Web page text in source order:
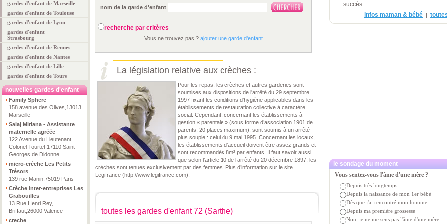
gardes d'enfant de Marseille
gardes d'enfant de Toulouse
gardes d'enfant de Lyon
gardes d'enfant
Strasbourg
gardes d'enfant de Rennes
gardes d'enfant de Nantes
gardes d'enfant de Lille
gardes d'enfant de Tours
nouvelles gardes d'enfant
Family Sphere
158 avenue des Olives,13013
Marseille
Salaj Miriana - Assistante
maternelle agréée
122 Avenue du Lieutenant
Colonel Tourtet,17110 Saint
Georges de Didonne
micro-crèche Les Petits
Trésors
139 rue Manin,75019 Paris
Crèche inter-entreprises Les
Grabouilles
13 Rue Henri Rey,
Briffaut,26000 Valence
creche
nom de la garde d'enfant
recherche par critères
Vous ne trouvez pas ? ajouter une garde d'enfant
La législation relative aux crèches :
Pour les repas, les crèches et autres garderies sont
soumises aux dispositions de l'arrêté du 29 septembre
1997 fixant les conditions d'hygiène applicables dans les
établissements de restauration collective à caractère
social. Cependant, concernant les établissements à
gestion « parentale » (sous forme d’association 1901 de
parents, 20 places maximum), sont soumis à un arrêté
plus souple : celui du 9 mai 1995. Concernant les locaux,
les établissements d’accueil doivent être assez grands et
sont recommandés 8m² par enfants. Il faut savoir aussi
que selon l’article 10 de l’arrêté du 20 décembre 1897, les
crèches sont tenues exclusivement par des femmes. Plus d’information sur le site
Legifrance (http://www.legifrance.com).
toutes les gardes d'enfant 72 (Sarthe)
succès
infos maman & bébé |
le sondage du moment
Vous sentez-vous l'âme d'une mère ?
Depuis très longtemps
Depuis la naissance de mon 1er bébé
Dès que j'ai rencontré mon homme
Depuis ma première grossesse
Non, je ne me sens pas l'âme d'une mère